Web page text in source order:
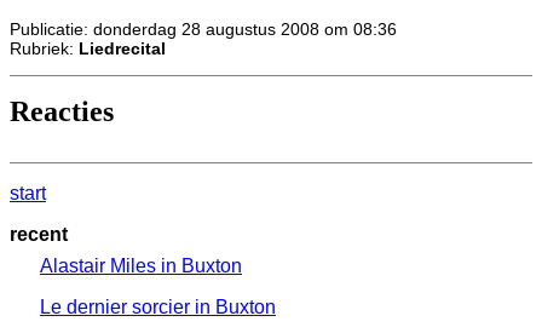
Publicatie: donderdag 28 augustus 2008 om 08:36
Rubriek: Liedrecital
Reacties
start
recent
Alastair Miles in Buxton
Le dernier sorcier in Buxton